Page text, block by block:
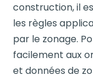
construction, il
les règles
par le zonage.
facilement aux
et données de